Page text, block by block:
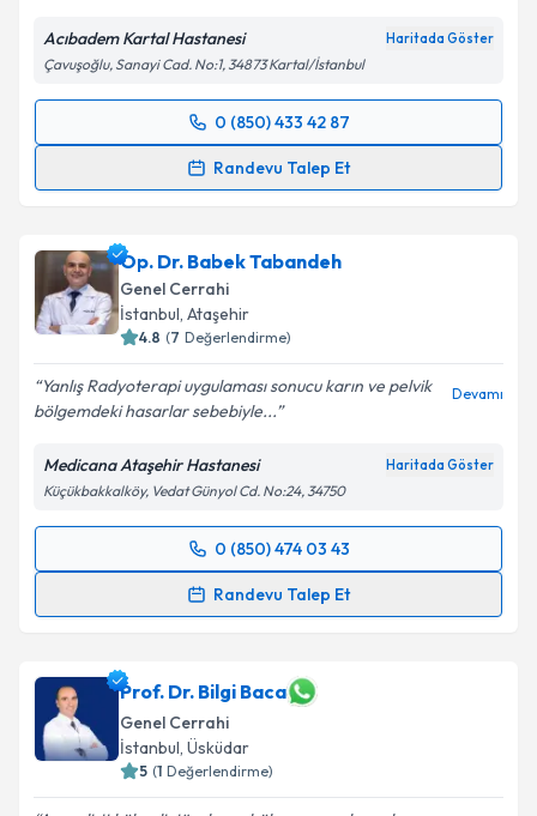
Acıbadem Kartal Hastanesi Haritada Göster
Çavuşoğlu, Sanayi Cad. No:1, 34873 Kartal/İstanbul
0 (850) 433 42 87
Randevu Talep Et
Randevu Takvimi Talebi
takvim hazırlandığında e-posta ile bilgilendireceğiz.
E-posta Adresiniz
Kişisel verilerimin işlenmesine ilişkin
kapsamda işlenmesini kabul ediyorum.
Takvim Talebini Gönder
Op. Dr. Babek Tabandeh
Genel Cerrahi
İstanbul, Ataşehir
4.8 (7 Değerlendirme)
Yanlış Radyoterapi uygulaması sonucu karın ve pelvik
bölgemdeki hasarlar sebebiyle...
Devamı
Medicana Ataşehir Hastanesi Haritada Göster
Küçükbakkalköy, Vedat Günyol Cd. No:24, 34750
0 (850) 474 03 43
Randevu Talep Et
Randevu Takvimi Talebi
takvim hazırlandığında e-posta ile bilgilendireceğiz.
E-posta Adresiniz
Prof. Dr. Bilgi Baca
Genel Cerrahi
İstanbul, Üsküdar
5 (1 Değerlendirme)